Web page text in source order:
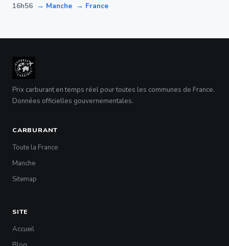
16h56 → Manche → France
Prix carburant en temps réel pour toutes les communes de France.
Données officielles gouvernementales.
CARBURANT
Toute la France
Manche
Sitemap
SITE
Accueil